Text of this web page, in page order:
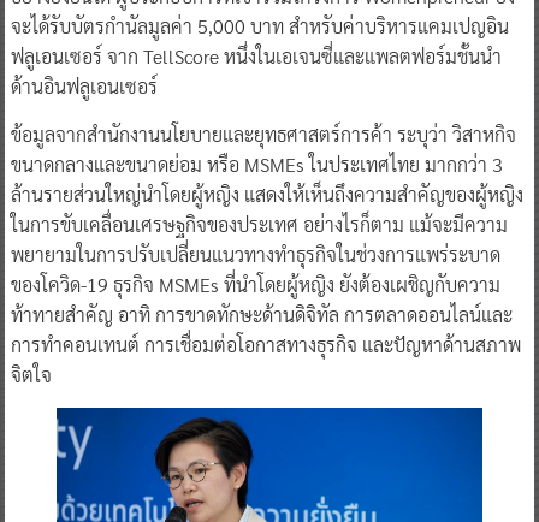
จะได้รับบัตรกำนัลมูลค่า 5,000 บาท สำหรับค่าบริหารแคมเปญอิน
ฟลูเอนเซอร์ จาก TellScore หนึ่งในเอเจนซี่และแพลตฟอร์มชั้นนำ
ด้านอินฟลูเอนเซอร์
ข้อมูลจากสำนักงานนโยบายและยุทธศาสตร์การค้า ระบุว่า วิสาหกิจ
ขนาดกลางและขนาดย่อม หรือ MSMEs ในประเทศไทย มากกว่า 3
ล้านรายส่วนใหญ่นำโดยผู้หญิง แสดงให้เห็นถึงความสำคัญของผู้หญิง
ในการขับเคลื่อนเศรษฐกิจของประเทศ อย่างไรก็ตาม แม้จะมีความ
พยายามในการปรับเปลี่ยนแนวทางทำธุรกิจในช่วงการแพร่ระบาด
ของโควิด-19 ธุรกิจ MSMEs ที่นำโดยผู้หญิง ยังต้องเผชิญกับความ
ท้าทายสำคัญ อาทิ การขาดทักษะด้านดิจิทัล การตลาดออนไลน์และ
การทำคอนเทนต์ การเชื่อมต่อโอกาสทางธุรกิจ และปัญหาด้านสภาพ
จิตใจ